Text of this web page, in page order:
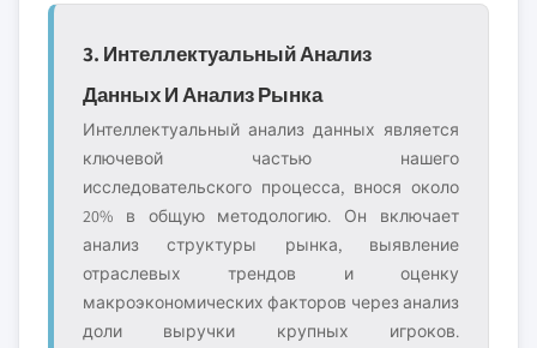
3. Интеллектуальный Анализ
Данных И Анализ Рынка
Интеллектуальный анализ данных является
ключевой частью нашего
исследовательского процесса, внося около
20% в общую методологию. Он включает
анализ структуры рынка, выявление
отраслевых трендов и оценку
макроэкономических факторов через анализ
доли выручки крупных игроков.